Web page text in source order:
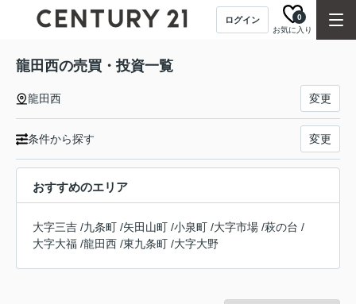
ログイン
お気に入り
0
龍田西の売買・投資一覧
龍田西 変更
条件から探す 変更
おすすめのエリア
大字三吉 /九条町 /矢田山町 /小泉町 /大字市場 /萩の台 /
大字大福 /龍田西 /東九条町 /大字大野